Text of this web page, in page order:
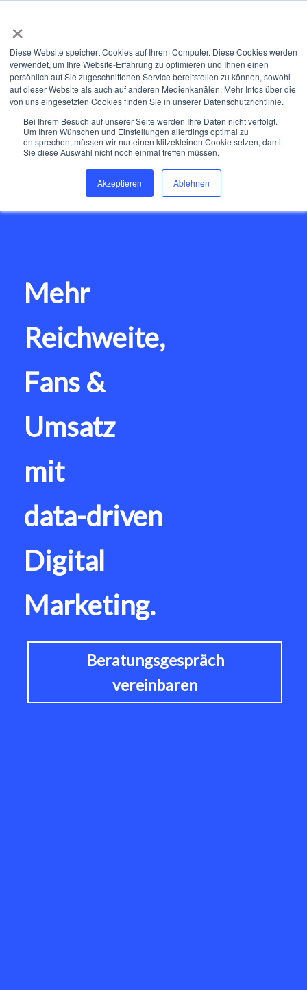
×
Diese Website speichert Cookies auf Ihrem Computer. Diese Cookies werden
verwendet, um Ihre Website-Erfahrung zu optimieren und Ihnen einen
persönlich auf Sie zugeschnittenen Service bereitstellen zu können, sowohl
auf dieser Website als auch auf anderen Medienkanälen. Mehr Infos über die
von uns eingesetzten Cookies finden Sie in unserer Datenschutzrichtlinie.
Bei Ihrem Besuch auf unserer Seite werden Ihre Daten nicht verfolgt.
Um Ihren Wünschen und Einstellungen allerdings optimal zu
entsprechen, müssen wir nur einen klitzekleinen Cookie setzen, damit
Sie diese Auswahl nicht noch einmal treffen müssen.
Akzeptieren Ablehnen
Mehr
Reichweite,
Fans &
Umsatz
mit
data-driven
Digital
Marketing.
Beratungsgespräch
vereinbaren